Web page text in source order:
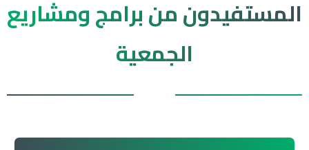
المستفيدون من برامج ومشاريع
الجمعية